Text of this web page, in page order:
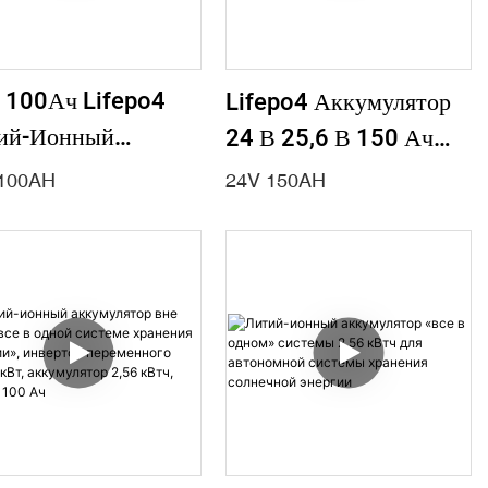
Lifepo4
Ионный
Для
Или
Lifepo4 Аккумулятор
24 В 25,6 В 150 Ач
Для Вождения
Машина Для Уборки
Улиц Ездить На
Подметальной Машине
24V 150AH